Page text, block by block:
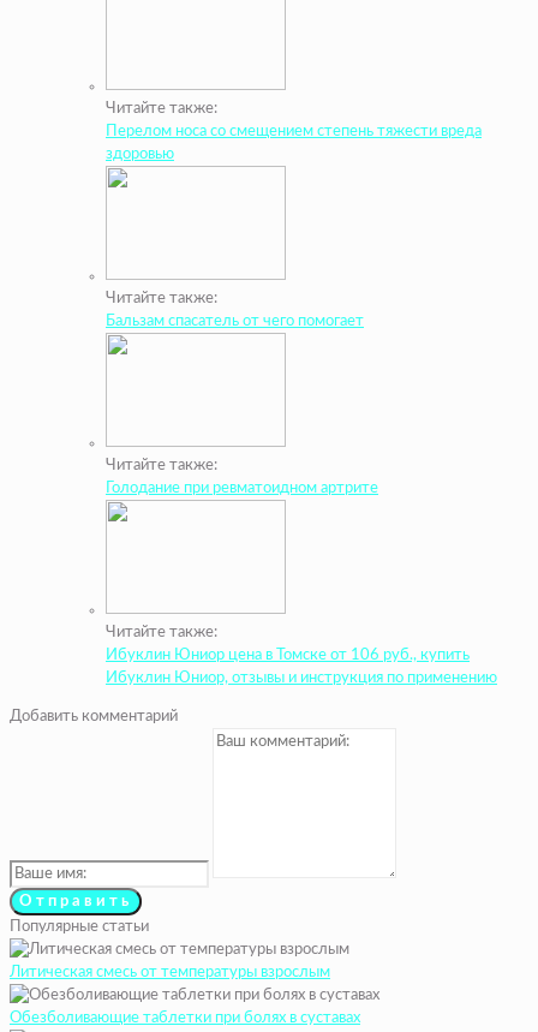
Читайте также:
Перелом носа со смещением степень тяжести вреда
здоровью
Читайте также:
Бальзам спасатель от чего помогает
Читайте также:
Голодание при ревматоидном артрите
Читайте также:
Ибуклин Юниор цена в Томске от 106 руб., купить
Ибуклин Юниор, отзывы и инструкция по применению
Добавить комментарий
Популярные статьи
Литическая смесь от температуры взрослым
Обезболивающие таблетки при болях в суставах